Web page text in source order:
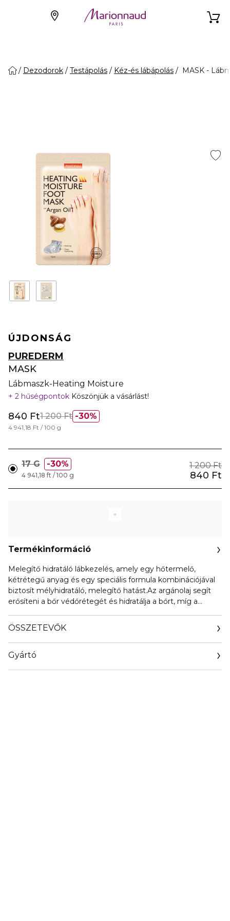
Dezodorok Testápolás Kéz-és lábápolás MASK -
ÚJDONSÁG
PUREDERM
MASK
Lábmaszk-Heating Moisture
2 hűségpontok Köszönjük a vásárlást!
30%
840 Ft1 200 Ft
4 941,18 Ft / 100 g
17 G 30% 1 200 Ft
840 Ft
4 941,18 ft / 100 g
Termékinformáció
Melegítő hidratáló lábkezelés, amely egy hőtermelő,
kétrétegű anyag és egy speciális formula kombinációjával
biztosít mélyhidratáló, melegítő hatást.Az argánolaj segít
erősíteni a bőr védőrétegét és hidratálja a bőrt, míg a
otthon is élvezhesd a puha, spa-szerű ápolást.
ÖSSZETEVŐK
Gyártó